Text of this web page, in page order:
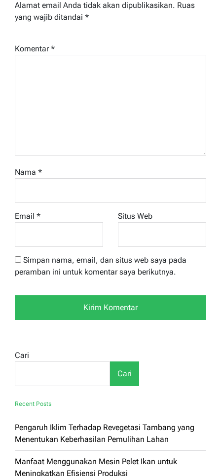
Alamat email Anda tidak akan dipublikasikan. Ruas
yang wajib ditandai *
Komentar*
Nama *
Email * Situs Web
Simpan nama, email, dan situs web saya pada
peramban ini untuk komentar saya berikutnya.
Cari
Cari
Recent Posts
Pengaruh Iklim Terhadap Revegetasi Tambang yang
Menentukan Keberhasilan Pemulihan Lahan
Manfaat Menggunakan Mesin Pelet Ikan untuk
Meningkatkan Efisiensi Produksi